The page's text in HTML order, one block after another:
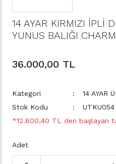
14 AYAR KIRMIZI İPLİ
YUNUS BALIĞI
36.000,00 TL
Kategori 14 AYAR
Stok Kodu
UTKU054
*12.800,40 TL den başlayan
Adet